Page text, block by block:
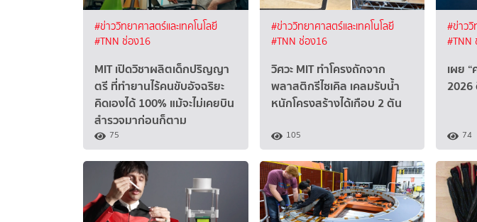
#ข่าววิทยาศาสตร์และเทคโนโลยี
#TNN ช่อง16
MIT เปิดวิชาผลิตเด็กปริญญา
ตรี ที่ทำยานไร้คนขับอัจฉริยะ
คิดเองได้ 100% แม้จะไม่เคยบิน
สำรวจมาก่อนก็ตาม
75
#ข่าววิทยาศาสตร์และเทคโนโลยี
#TNN ช่อง16
วิศวะ MIT ทำโครงถักจาก
พลาสติกรีไซเคิล เคลมรับน้ำ
หนักโครงสร้างได้เกือบ 2 ตัน
105
#ข่าววิ
#TNN
เผย
2026
74